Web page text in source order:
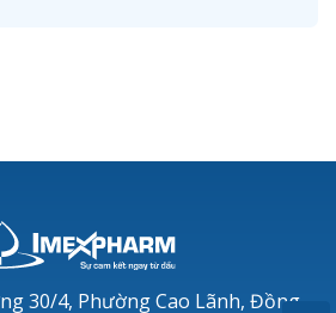
30/4, Phường Cao Lãnh, Đồng